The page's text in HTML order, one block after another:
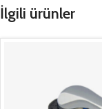
İlgili ürünler